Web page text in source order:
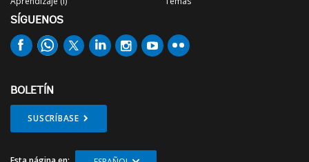
SÍGUENOS
BOLETÍN
SUSCRÍBASE